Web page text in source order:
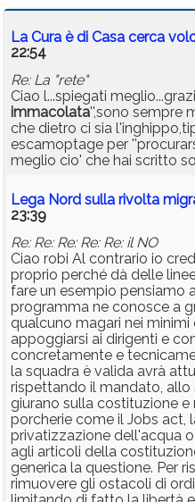
La Cura è di Casa cerca
22:54
Re: La "rete"
Ciao l...spiegati
immacolata'',sono sempre
che dietro ci sia
escamoptage per
meglio cio' che hai scritto
Lega Nord sulla rivolta
23:39
Re: Re: Re: Re: Re: il NO
Ciao robi Al contrario io
proprio perché dà delle
fare un esempio pensiamo
programma ne conosce a
qualcuno magari nei
appoggiarsi ai dirigenti e
concretamente e
la squadra è valida avrà
rispettando il mandato,
giurano sulla costituzione
porcherie come il Jobs act,
privatizzazione dell'acqua
agli articoli della
generica la questione. Per
rimuovere gli ostacoli di